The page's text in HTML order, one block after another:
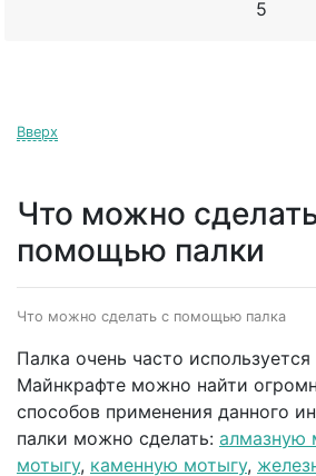
5
Вверх
Что можно
помощью палки
Что можно сделать с помощью палка
Палка очень часто
Майнкрафте можно найти
способов применения данного
палки можно сделать: алмазную
мотыгу, каменную мотыгу,